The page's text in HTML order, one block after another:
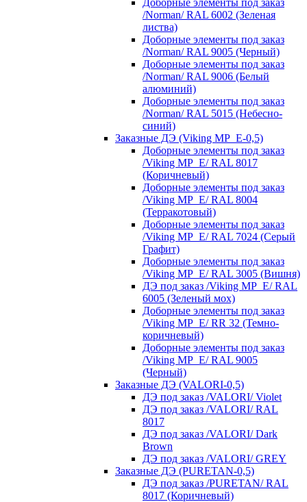
/Norman/ RAL 6002 (Зеленая
листва)
Доборные элементы под заказ
/Norman/ RAL 9005 (Черный)
Доборные элементы под заказ
/Norman/ RAL 9006 (Белый
алюминий)
Доборные элементы под заказ
/Norman/ RAL 5015 (Небесно-
синий)
Заказные ДЭ (Viking MP_E-0,5)
Доборные элементы под заказ
/Viking MP_E/ RAL 8017
(Коричневый)
Доборные элементы под заказ
/Viking MP_E/ RAL 8004
(Терракотовый)
Доборные элементы под заказ
/Viking MP_E/ RAL 7024 (Серый
Графит)
Доборные элементы под заказ
/Viking MP_E/ RAL 3005 (Вишня)
ДЭ под заказ /Viking MP_E/ RAL
6005 (Зеленый мох)
Доборные элементы под заказ
/Viking MP_E/ RR 32 (Темно-
коричневый)
Доборные элементы под заказ
/Viking MP_E/ RAL 9005
(Черный)
Заказные ДЭ (VALORI-0,5)
ДЭ под заказ /VALORI/ Violet
ДЭ под заказ /VALORI/ RAL
8017
ДЭ под заказ /VALORI/ Dark
Brown
ДЭ под заказ /VALORI/ GREY
Заказные ДЭ (PURETAN-0,5)
ДЭ под заказ /PURETAN/ RAL
8017 (Коричневый)